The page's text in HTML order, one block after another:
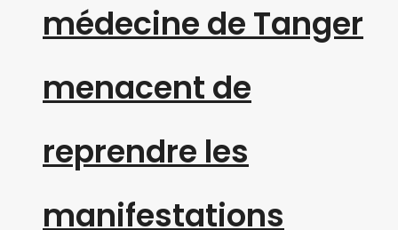
médecine de Tanger
menacent de
reprendre les
manifestations